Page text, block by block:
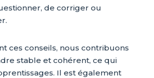
de corriger ou
ces conseils, nous contribuons
stable et cohérent, ce qui
Il est également